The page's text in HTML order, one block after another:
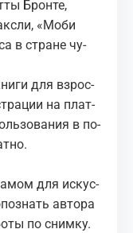
Брон­те,
«Моби
в стране чу­
для взрос­
на плат­
в по­
для ис­кус­
ав­то­ра
по сним­ку.